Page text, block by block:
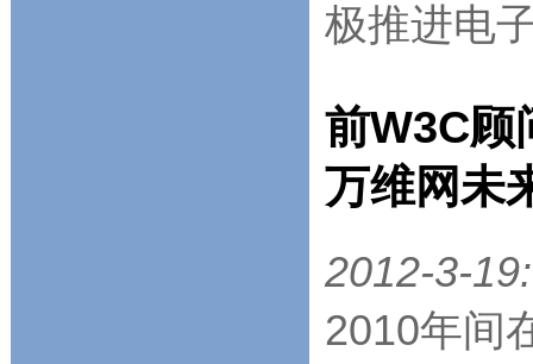
极推进电
前W3C
万维网未
2012-3-19:
2010年间